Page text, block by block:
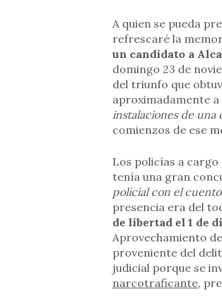
A quien se pueda
refrescaré la
un candidato a
domingo 23 de
del triunfo que
aproximadamente a
instalaciones de una
comienzos de ese
Los policías a
tenía una gran
policial con el
presencia era del
de libertad el 1 de
Aprovechamiento
proveniente del
judicial porque se
narcotraficante,